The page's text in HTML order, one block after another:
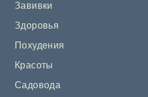
Завивки
Здоровья
Похудения
Красоты
Садовода